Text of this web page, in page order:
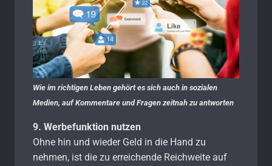
Wie im richtigen Leben gehört es sich auch in sozialen
Medien, auf Kommentare und Fragen zeitnah zu antworten
9. Werbefunktion nutzen
Ohne hin und wieder Geld in die Hand zu
nehmen, ist die zu erreichende Reichweite auf